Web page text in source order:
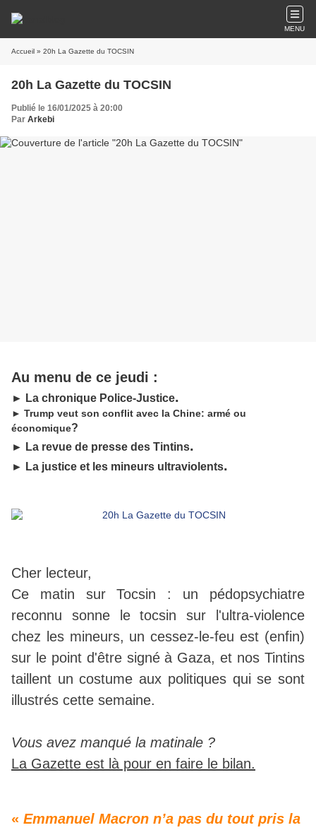
MENU
Accueil » 20h La Gazette du TOCSIN
20h La Gazette du TOCSIN
Publié le 16/01/2025 à 20:00
Par Arkebi
Au menu de ce jeudi :
► La chronique Police-Justice.
► Trump veut son conflit avec la Chine: armé ou
économique?
► La revue de presse des Tintins.
► La justice et les mineurs ultraviolents.
Cher lecteur,
Ce matin sur Tocsin : un pédopsychiatre
reconnu sonne le tocsin sur l'ultra-violence
chez les mineurs, un cessez-le-feu est (enfin)
sur le point d'être signé à Gaza, et nos Tintins
taillent un costume aux politiques qui se sont
illustrés cette semaine.
Vous avez manqué la matinale ?
La Gazette est là pour en faire le bilan.
« Emmanuel Macron n’a pas du tout pris la